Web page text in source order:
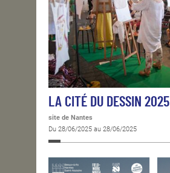
LA CITÉ DU DESSIN 2025
site de Nantes
Du 28/06/2025 au 28/06/2025